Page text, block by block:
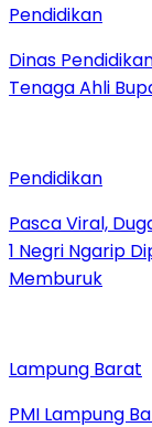
Pendidikan
Dinas
Tenaga Ahli
Pendidikan
Pasca Viral,
1 Negri Ngarip
Memburuk
Lampung Barat
PMI Lampung